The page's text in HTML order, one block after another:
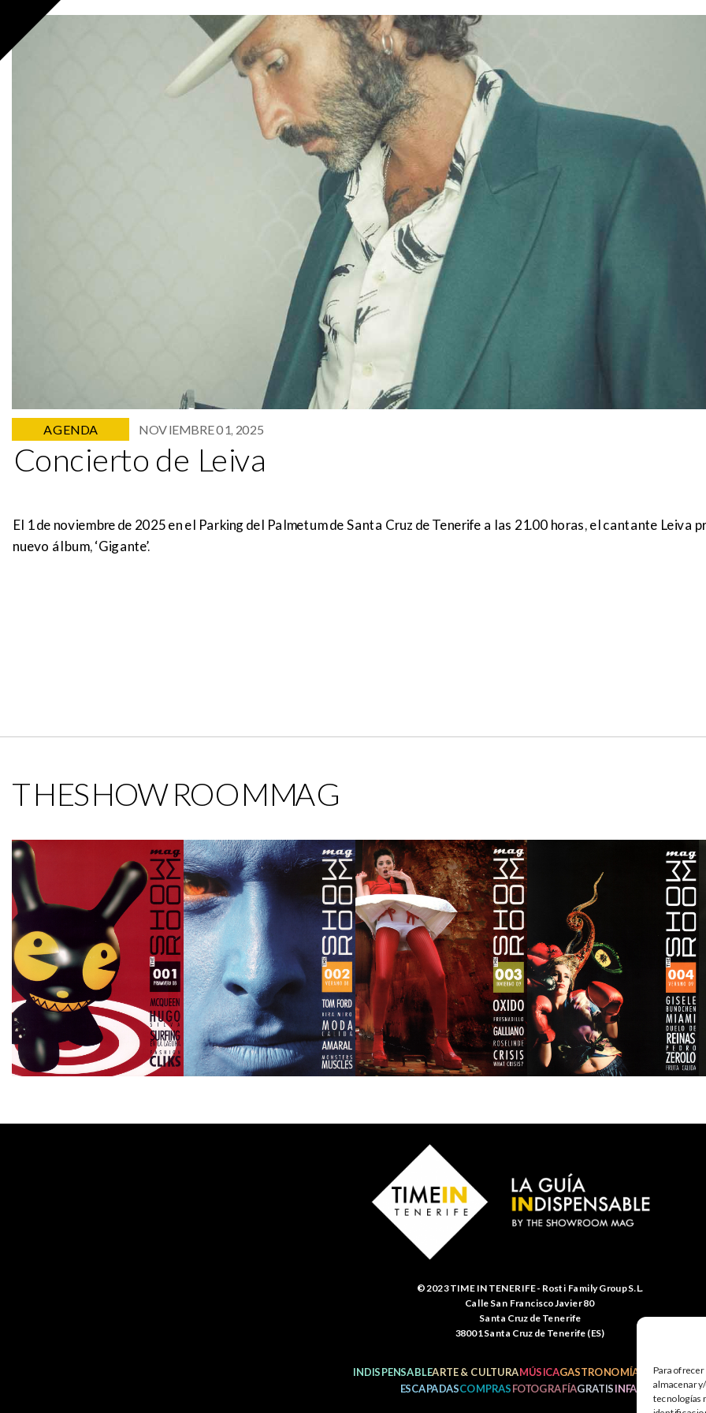
Para
almacenar
tecnologías
AGENDA NOVIEMBRE 01, 2025
Concierto de Leiva
El 1 de noviembre de 2025 en el Parking del Palmetum de Santa Cruz de Tenerife a las 21.00 horas, el cantante Leiva
nuevo álbum, ‘Gigante’.
THESHOWROOMMAG
© 2023 TIME IN TENERIFE - Rosti Family Group S.L.
Calle San Francisco Javier 80
Santa Cruz de Tenerife
38001 Santa Cruz de Tenerife (ES)
INDISPENSABLEARTE & CULTURAMÚSICAGASTRONOMÍA
NATURALEZA
ESCAPADASCOMPRASFOTOGRAFÍAGRATISINFANTIL